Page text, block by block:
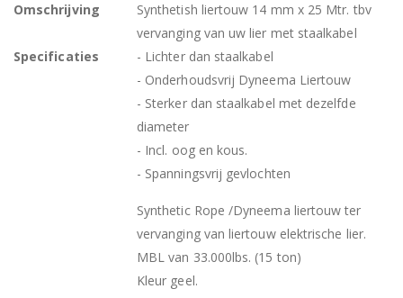
Omschrijving
Synthetish liertouw 14 mm x 25 Mtr. tbv
vervanging van uw lier met staalkabel
Specificaties
- Lichter dan staalkabel
- Onderhoudsvrij Dyneema Liertouw
- Sterker dan staalkabel met dezelfde
diameter
- Incl. oog en kous.
- Spanningsvrij gevlochten
Synthetic Rope /Dyneema liertouw ter
vervanging van liertouw elektrische lier.
MBL van 33.000lbs. (15 ton)
Kleur geel.